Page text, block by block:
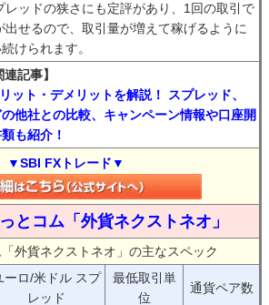
レッドの狭さにも定評があり、1回の取引で
せるので、取引量が増えて稼げるように
けられます。
記事】
ット・デメリットを解説！ スプレッド、
他社との比較、キャンペーン情報や口座開
も紹介！
▼SBI FXトレード▼
とコム「外貨ネクストネオ」
外貨ネクストネオ」の主なスペック
ーロ/米ドル スプ
レッド
最低取引単
位
通貨ペア数